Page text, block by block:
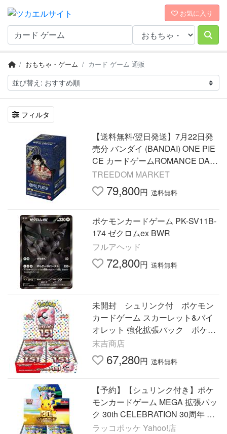
お気に入り
おもちゃ・ゲーム カード ゲーム 通販
フィルタ
【送料無料/翌日発送】7月22日発
売分 バンダイ (BANDAI) ONE PIE
CE カードゲームROMANCE DAW
N【OP-01】(BOX) ワンピース 1ボ
ックス
TREEDOM MARKET
79,800円 送料無料
ポケモンカードゲーム PK-SV11B-
174 ゼクロムex BWR
フルアヘッド
72,800円 送料無料
未開封 シュリンク付 ポケモン
カードゲーム スカーレット&バイ
オレット 強化拡張パック ポケモ
ンカード151 １BOX
末吉商店
67,280円 送料無料
【予約】【シュリンク付き】ポケ
モンカードゲーム MEGA 拡張パッ
ク 30th CELEBRATION 30周年 セ
レブレーション 未開封BOX
ラッコポッケ Yahoo!店